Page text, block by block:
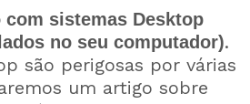
com sistemas Desktop
no seu computador).
são perigosas por várias
um artigo sobre